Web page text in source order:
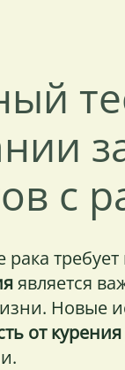
с
является
Новые
от курения